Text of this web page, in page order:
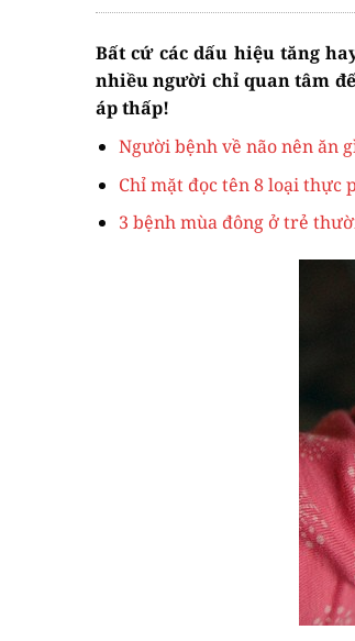
Bất cứ các dấu hiệu tăng
nhiều người chỉ quan tâm
áp thấp!
Người bệnh về não nên ăn
Chỉ mặt đọc tên 8 loại thực
3 bệnh mùa đông ở trẻ